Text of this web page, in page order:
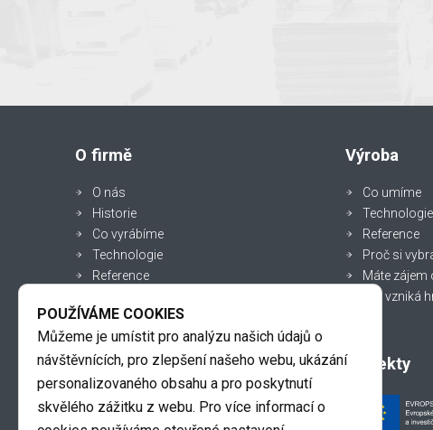
O firmě
O nás
Historie
Co vyrábíme
Technologie
Reference
Spolupracujeme a pomáháme
Pro partnery
Kontakt
Pro zaměstnance
Výroba
Co umíme
Technologie
Reference
Proč si
Máte zájem
Jak vzniká
Projekty
POUŽÍVÁME COOKIES
Můžeme je umístit pro analýzu našich údajů o
návštěvnících, pro zlepšení našeho webu, ukázání
personalizovaného obsahu a pro poskytnutí
skvělého zážitku z webu. Pro více informací o